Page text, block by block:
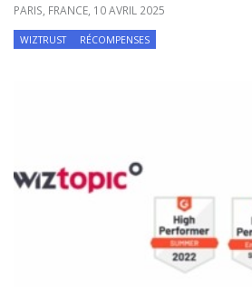
PARIS, FRANCE, 10 AVRIL 2025
WIZTRUST RÉCOMPENSES